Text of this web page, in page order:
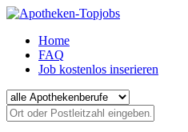
Home
FAQ
Job kostenlos inserieren